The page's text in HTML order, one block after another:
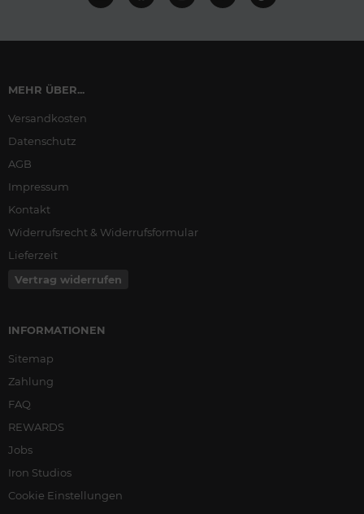
MEHR ÜBER...
Versandkosten
Datenschutz
AGB
Impressum
Kontakt
Widerrufsrecht & Widerrufsformular
Lieferzeit
Vertrag widerrufen
INFORMATIONEN
Sitemap
Zahlung
FAQ
REWARDS
Jobs
Iron Studios
Cookie Einstellungen